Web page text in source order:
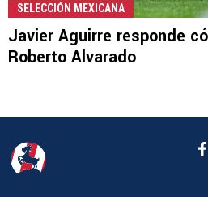
SELECCIÓN MEXICANA
Javier Aguirre responde
Roberto Alvarado